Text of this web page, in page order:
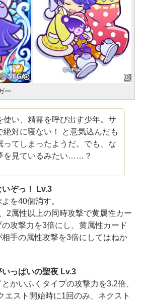
ー
使い、精霊を呼び出す少年。サ
絶対に寝ない！ と意気込んだも
ってしまったようだ。でも、な
を見ているみたい……？
いぞっ！ Lv.3
を40個消す。
2属性以上の同時攻撃で黄属性カー
の攻撃力を3倍にし、黄属性カード
手の属性攻撃を3倍にしてはねか
っぱいの聖夜 Lv.3
かいふくタイプの攻撃力を3.2倍、
エスト開始時に1回のみ、ネクスト